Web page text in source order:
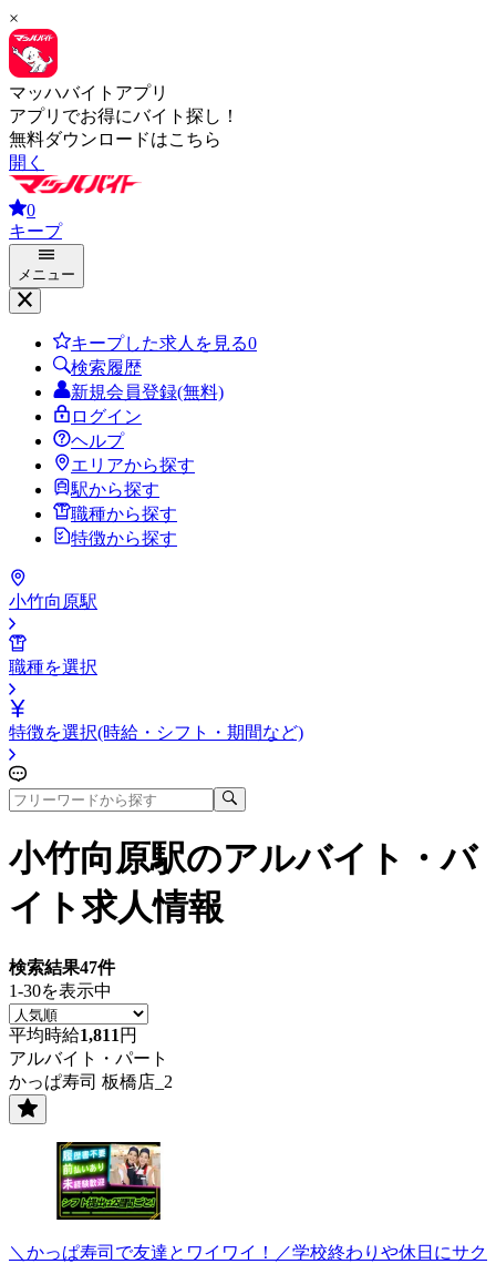
×
マッハバイトアプリ
アプリでお得にバイト探し！
無料ダウンロードはこちら
開く
0
キープ
メニュー
キープした求人を見る0
検索履歴
新規会員登録(無料)
ログイン
ヘルプ
エリアから探す
駅から探す
職種から探す
特徴から探す
小竹向原駅
職種を選択
特徴を選択(時給・シフト・期間など)
小竹向原駅のアルバイト・バ
イト求人情報
検索結果47件
1-30を表示中
平均時給1,811 円
アルバイト・パート
かっぱ寿司 板橋店_2
＼かっぱ寿司で友達とワイワイ！／学校終わりや休日にサク